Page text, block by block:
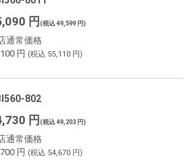
円(税込 49,599 円)
通常価格
円 (税込 55,110 円)
802
円(税込 49,203 円)
通常価格
円 (税込 54,670 円)